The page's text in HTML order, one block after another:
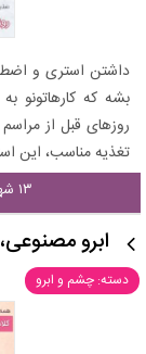
داشتن استری و
بشه که کارهاتونو
روزهای قبل از
تغذیه مناسب، این
۱۳ شهریور ۱۳۹۷ - ۱۴:۱۵
ابرو
دسته: چشم و ابرو